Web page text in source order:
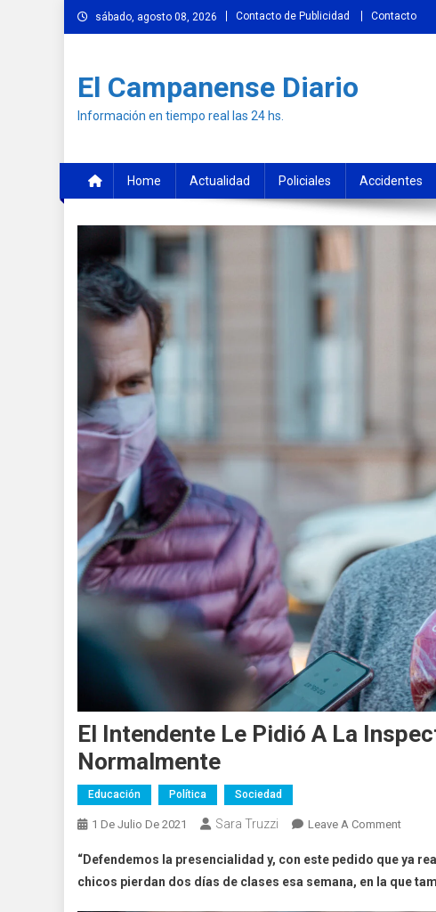
Skip
to
sábado, agosto 08, 2026 Contacto de Publicidad Contacto
El Campanense Diario
Información en tiempo real las 24 hs.
Home Actualidad Policiales Accidentes
El Intendente Le Pidió A La
Normalmente
Educación Política Sociedad
1 De Julio De 2021 Sara Truzzi Leave A CommentOn
Le
“Defendemos la presencialidad y, con este pedido que ya
chicos pierdan dos días de clases esa semana, en la que